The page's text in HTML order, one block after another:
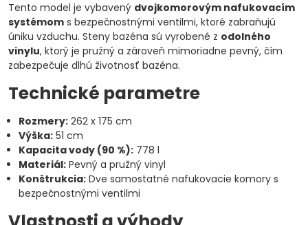
Tento model je vybavený dvojkomorovým nafukovacím
systémom s bezpečnostnými ventilmi, ktoré zabraňujú
úniku vzduchu. Steny bazéna sú vyrobené z odolného
vinylu, ktorý je pružný a zároveň mimoriadne pevný, čím
zabezpečuje dlhú životnosť bazéna.
Technické parametre
Rozmery: 262 x 175 cm
Výška: 51 cm
Kapacita vody (90 %): 778 l
Materiál: Pevný a pružný vinyl
Konštrukcia: Dve samostatné nafukovacie komory s
bezpečnostnými ventilmi